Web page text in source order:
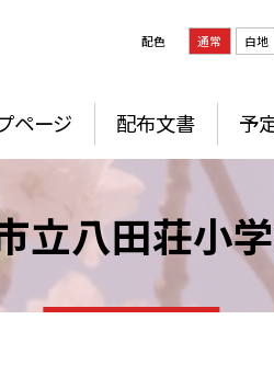
配色 通常 白地
ページ 配布文書 予
立八田荘小